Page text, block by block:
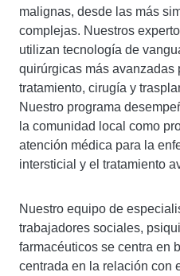
malignas, desde las más
complejas. Nuestros
utilizan tecnología de
quirúrgicas más avanzadas
tratamiento, cirugía y
Nuestro programa
la comunidad local como
atención médica para la
intersticial y el tratamiento
Nuestro equipo de
trabajadores sociales,
farmacéuticos se centra en
centrada en la relación con